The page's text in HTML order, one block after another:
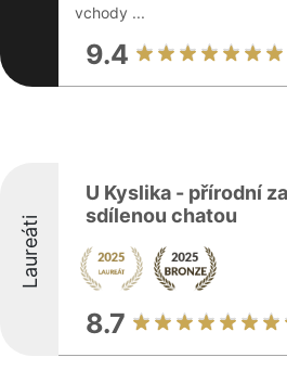
vchody ...
9.4
Laureáti
U Kyslika - přírodní
sdílenou chatou
8.7